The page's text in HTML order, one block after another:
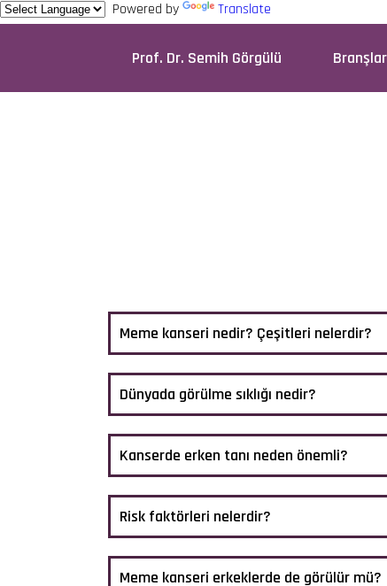
Powered by Translate
Prof. Dr. Semih Görgülü Branşlar
Meme kanseri nedir? Çeşitleri nelerdir?
Dünyada görülme sıklığı nedir?
Kanserde erken tanı neden önemli?
Risk faktörleri nelerdir?
Meme kanseri erkeklerde de görülür mü?